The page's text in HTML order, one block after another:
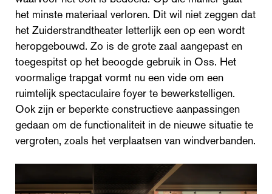
het minste materiaal verloren. Dit wil niet zeggen dat
het Zuiderstrandtheater letterlijk een op een wordt
heropgebouwd. Zo is de grote zaal aangepast en
toegespitst op het beoogde gebruik in Oss. Het
voormalige trapgat vormt nu een vide om een
ruimtelijk spectaculaire foyer te bewerkstelligen.
Ook zijn er beperkte constructieve aanpassingen
gedaan om de functionaliteit in de nieuwe situatie te
vergroten, zoals het verplaatsen van windverbanden.